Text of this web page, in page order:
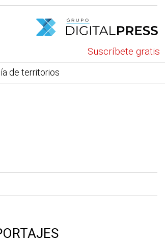
Suscríbete gratis
de territorios